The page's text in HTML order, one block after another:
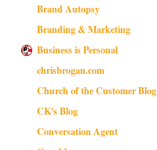
Brand Autopsy
Branding & Marketing
Business is Personal
chrisbrogan.com
Church of the Customer Blog
CK's Blog
Conversation Agent